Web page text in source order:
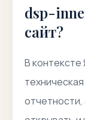
dsp-
сайт?
В
отчетности,